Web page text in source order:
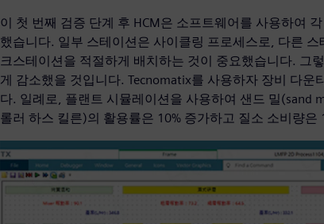
이 첫 번째 검증 단계 후 HCM은 소프트웨어를 사용하여
했습니다. 일부 스테이션은 사이클링 프로세스로, 다른
크스테이션을 적절하게 배치하는 것이 중요했습니다. 그
게 감소했을 것입니다. Tecnomatix를 사용하자 장비 다운
다. 일례로, 플랜트 시뮬레이션을 사용하여 샌드 밀(sand
롤러 하스 킬른)의 활용률은 10% 증가하고 질소 소비량은